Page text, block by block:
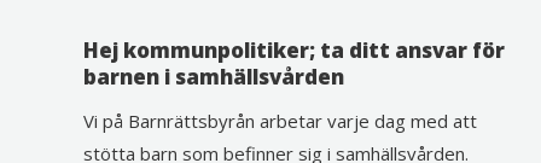
Hej kommunpolitiker; ta ditt ansvar för
barnen i samhällsvården
Vi på Barnrättsbyrån arbetar varje dag med att
stötta barn som befinner sig i samhällsvården.